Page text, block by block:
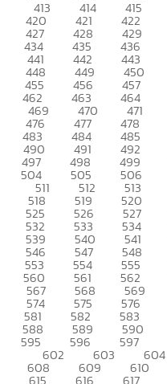
413 414 415
420 421 422
427 428 429
434 435 436
441 442 443
448 449 450
455 456 457
462 463 464
469 470 471
476 477 478
483 484 485
490 491 492
497 498 499
504 505 506
511 512 513
518 519 520
525 526 527
532 533 534
539 540 541
546 547 548
553 554 555
560 561 562
567 568 569
574 575 576
581 582 583
588 589 590
595 596 597
602 603 604
608 609 610
615 616 617